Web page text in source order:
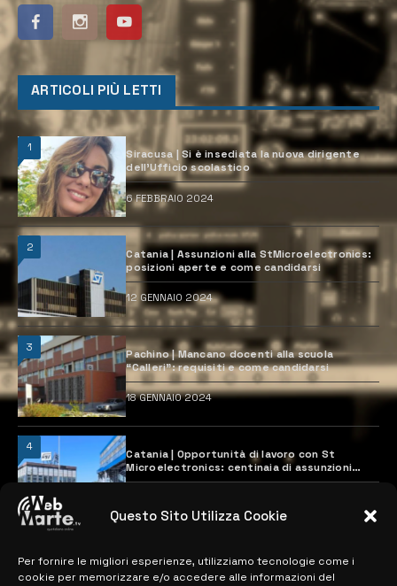
Questo Sito Utilizza Cookie
Per fornire le migliori esperienze, utilizziamo tecnologie come i
cookie per memorizzare e/o accedere alle informazioni del
ARTICOLI PIÙ LETTI
1
Siracusa | Si è insediata la nuova dirigente
dell’Ufficio scolastico
6 FEBBRAIO 2024
2
Catania | Assunzioni alla StMicroelectronics:
posizioni aperte e come candidarsi
12 GENNAIO 2024
3
Pachino | Mancano docenti alla scuola
“Calleri”: requisiti e come candidarsi
18 GENNAIO 2024
4
Catania | Opportunità di lavoro con St
Microelectronics: centinaia di assunzioni
previste
MAPPA DEL SITO